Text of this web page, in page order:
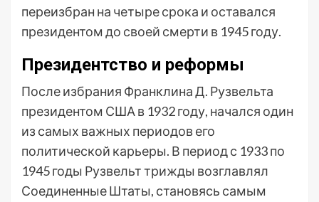
переизбран на четыре срока и оставался
президентом до своей смерти в 1945 году.
Президентство и реформы
После избрания Франклина Д. Рузвельта
президентом США в 1932 году, начался один
из самых важных периодов его
политической карьеры. В период с 1933 по
1945 годы Рузвельт трижды возглавлял
Соединенные Штаты, становясь самым